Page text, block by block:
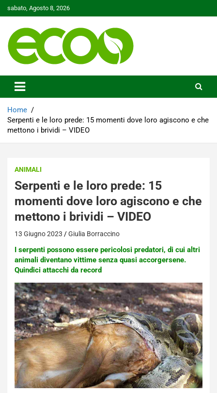
to
sabato, Agosto 8, 2026
Ecoo.it
Home
Serpenti e le loro prede: 15 momenti dove loro agiscono e che
mettono i brividi – VIDEO
ANIMALI
Serpenti e le loro prede: 15
momenti dove loro agiscono e che
mettono i brividi – VIDEO
13 Giugno 2023 Giulia Borraccino
I serpenti possono essere pericolosi predatori, di cui altri
animali diventano vittime senza quasi accorgersene.
Quindici attacchi da record